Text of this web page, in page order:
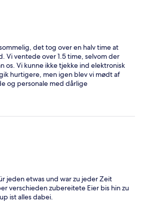
det tog over en halv time at
Vi ventede over 1.5 time, selvom der
os. Vi kunne ikke tjekke ind elektronisk
hurtigere, men igen blev vi mødt af
og personale med dårlige
opholdet har været ok. Værelset
og der var masser af
jeden etwas und war zu jeder Zeit
verschieden zubereitete Eier bis hin zu
ist alles dabei.